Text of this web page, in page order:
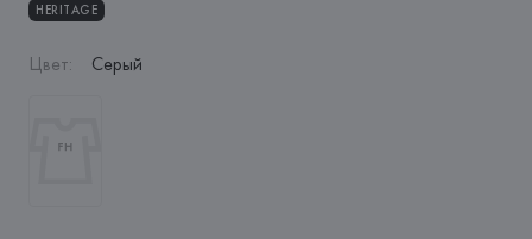
HERITAGE
Цвет: Серый